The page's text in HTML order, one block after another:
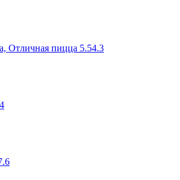
Отличная пицца 5.54.3